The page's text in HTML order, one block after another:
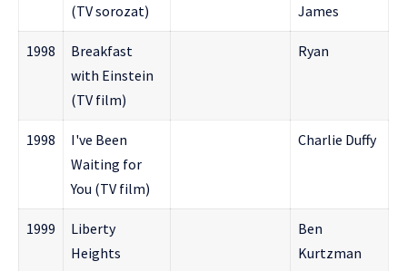
(TV sorozat)
James
1998
Breakfast
with Einstein
(TV film)
Ryan
1998
I've Been
Waiting for
You (TV film)
Charlie Duffy
1999
Liberty
Heights
Ben
Kurtzman